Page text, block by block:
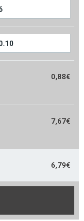
0,88€
7,67€
6,79€